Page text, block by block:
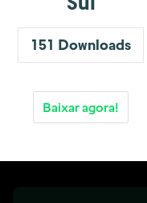
151 Downloads
Baixar agora!